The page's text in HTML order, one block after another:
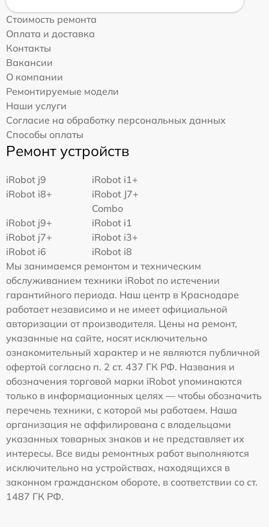
Стоимость ремонта
Оплата и доставка
Контакты
Вакансии
О компании
Ремонтируемые модели
Наши услуги
Согласие на обработку персональных данных
Способы оплаты
Ремонт устройств
iRobot j9
iRobot i1+
iRobot i8+
iRobot J7+
Combo
iRobot j9+
iRobot i1
iRobot j7+
iRobot i3+
iRobot i6
iRobot i8
Мы занимаемся ремонтом и техническим
обслуживанием техники iRobot по истечении
гарантийного периода. Наш центр в Краснодаре
работает независимо и не имеет официальной
авторизации от производителя. Цены на ремонт,
указанные на сайте, носят исключительно
ознакомительный характер и не являются публичной
офертой согласно п. 2 ст. 437 ГК РФ. Названия и
обозначения торговой марки iRobot упоминаются
только в информационных целях — чтобы обозначить
перечень техники, с которой мы работаем. Наша
организация не аффилирована с владельцами
указанных товарных знаков и не представляет их
интересы. Все виды ремонтных работ выполняются
исключительно на устройствах, находящихся в
законном гражданском обороте, в соответствии со ст.
1487 ГК РФ.